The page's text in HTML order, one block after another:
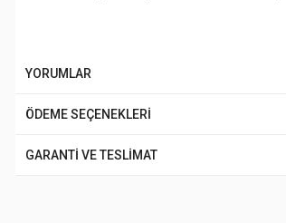
YORUMLAR
ÖDEME SEÇENEKLERİ
GARANTİ VE TESLİMAT